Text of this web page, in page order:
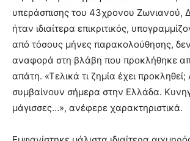
υπεράσπισης του 43χρονου Ζωνιανού,
ήταν ιδιαίτερα επικριτικός,
από τόσους μήνες παρακολούθησης, δεν
αναφορά στη βλάβη που προκλήθηκε
απάτη. «Τελικά τι ζημία έχει προκληθεί;
συμβαίνουν σήμερα στην Ελλάδα.
μάγισσες…», ανέφερε χαρακτηριστικά.